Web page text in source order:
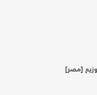
[مصر]